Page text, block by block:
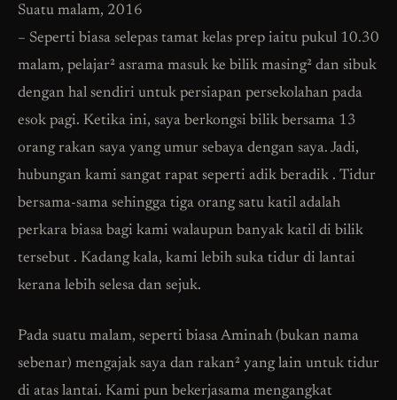
Suatu malam, 2016
– Seperti biasa selepas tamat kelas prep iaitu pukul 10.30
malam, pelajar² asrama masuk ke bilik masing² dan sibuk
dengan hal sendiri untuk persiapan persekolahan pada
esok pagi. Ketika ini, saya berkongsi bilik bersama 13
orang rakan saya yang umur sebaya dengan saya. Jadi,
hubungan kami sangat rapat seperti adik beradik . Tidur
bersama-sama sehingga tiga orang satu katil adalah
perkara biasa bagi kami walaupun banyak katil di bilik
tersebut . Kadang kala, kami lebih suka tidur di lantai
kerana lebih selesa dan sejuk.
Pada suatu malam, seperti biasa Aminah (bukan nama
sebenar) mengajak saya dan rakan² yang lain untuk tidur
di atas lantai. Kami pun bekerjasama mengangkat